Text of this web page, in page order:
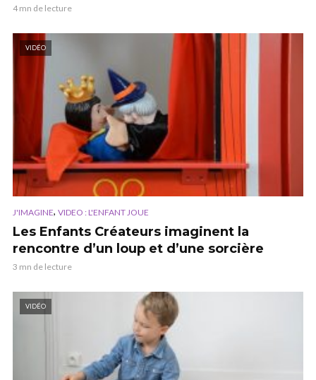
4 mn de lecture
VIDÉO
J'IMAGINE, VIDEO : L'ENFANT JOUE
Les Enfants Créateurs imaginent la
rencontre d’un loup et d’une sorcière
3 mn de lecture
VIDÉO